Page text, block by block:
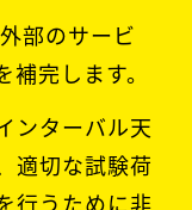
部のサービ
完します。
ンターバル天
適切な試験荷